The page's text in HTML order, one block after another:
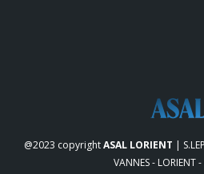
@2023 copyrightASAL LORIENT |
VANNES - LORIENT